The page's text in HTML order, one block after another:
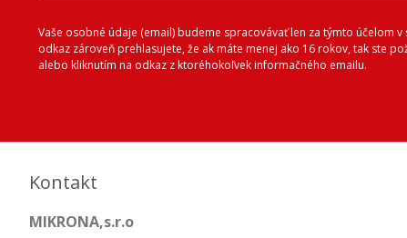
Vaše osobné údaje (email) budeme spracovávať len za týmto účelom
odkaz zároveň prehlasujete, že ak máte menej ako 16 rokov, tak ste
alebo kliknutím na odkaz z ktoréhokoľvek informačného emailu.
Kontakt
MIKRONA,s.r.o